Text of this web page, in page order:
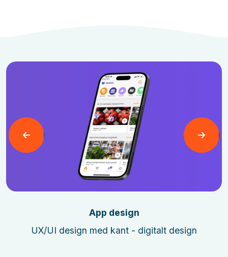
Læs mere
App design
UX/UI design med kant - digitalt design